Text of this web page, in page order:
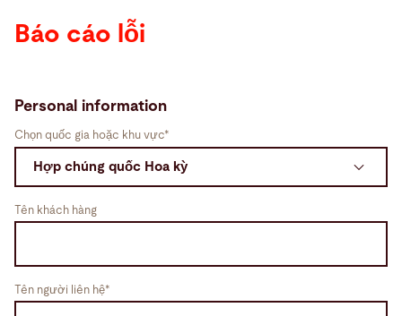
Phòng tin tức
Công ty
Báo cáo lỗi
Personal information
Chọn quốc gia hoặc khu vực*
Tên khách hàng
Tên người liên hệ*